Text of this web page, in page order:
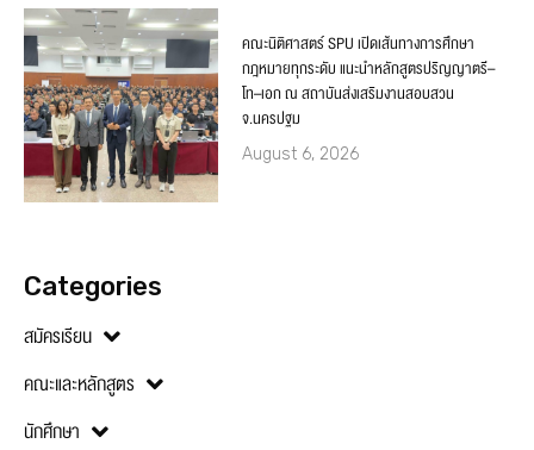
คณะนิติศาสตร์ SPU เปิดเส้นทางการศึกษา
กฎหมายทุกระดับ แนะนำหลักสูตรปริญญาตรี–
โท–เอก ณ สถาบันส่งเสริมงานสอบสวน
จ.นครปฐม
August 6, 2026
Categories
สมัครเรียน
คณะและหลักสูตร
นักศึกษา